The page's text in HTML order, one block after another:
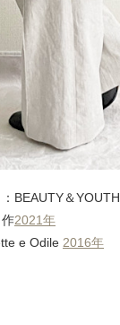
BEAUTY＆YOUTH
2021年
e Odile 2016年